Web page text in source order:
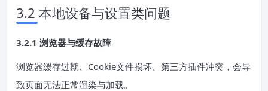
3.2 本地设备与设置类问题
3.2.1 浏览器与缓存故障
浏览器缓存过期、Cookie文件损坏、第三方插件冲突，会导
致页面无法正常渲染与加载。